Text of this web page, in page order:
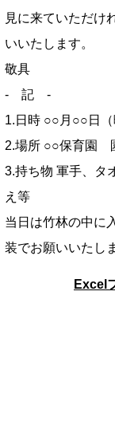
見に来ていただけ
いいたします。
敬具
- 記 -
1.日時 ○○月○○日
2.場所 ○○保育園
3.持ち物 軍手、タ
え等
当日は竹林の中に
装でお願いいたし
Excel